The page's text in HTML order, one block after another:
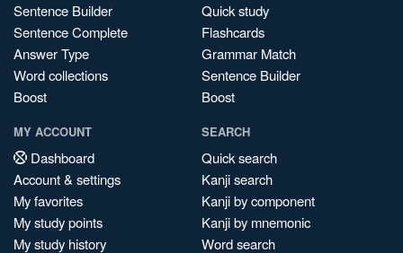
Sentence Builder
Sentence Complete
Answer Type
Word collections
Boost
Quick study
Flashcards
Grammar Match
Sentence Builder
Boost
MY ACCOUNT
Dashboard
Account & settings
My favorites
My study points
My study history
SEARCH
Quick search
Kanji search
Kanji by component
Kanji by mnemonic
Word search